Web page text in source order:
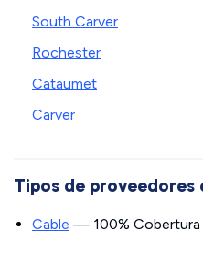
South Carver
Rochester
Cataumet
Carver
Tipos de proveedores
Cable — 100% Cobertura